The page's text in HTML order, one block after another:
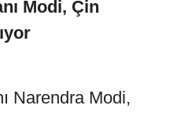
Modi, Çin
Narendra Modi,